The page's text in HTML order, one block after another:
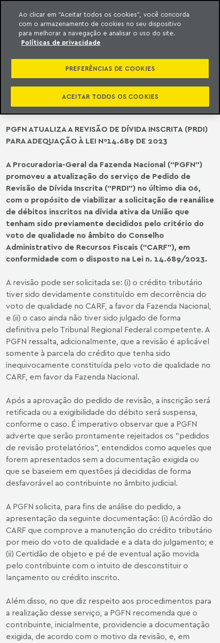
o conteúdo
Meyer
ATUALIZA A REVISÃO DE DÍVIDA
INSCRITA (PRDI) PARA ADEQUAÇÃO
À LEI Nº14.689 DE 2023
PGFN ATUALIZA A REVISÃO DE DÍVIDA INSCRITA (PRDI)
PARA ADEQUAÇÃO À LEI Nº14.689 DE 2023
A Procuradoria-Geral da Fazenda Nacional (“PGFN”)
promoveu a atualização do serviço de Pedido de
Revisão de Dívida Inscrita (“PRDI”) no último dia 06,
com o propósito de viabilizar a solicitação de reanálise
de débitos inscritos na dívida ativa da União que
tenham sido previamente decididos pelo critério do
voto de qualidade no âmbito do Conselho
Administrativo de Recursos Fiscais (“CARF”), em
conformidade com o disposto na Lei n. 14.689/2023.
A revisão pode ser solicitada se: (i) o crédito tributário
tiver sido devidamente constituído em decorrência do
voto de qualidade no CARF, a favor da Fazenda Nacional,
e (ii) o caso ainda não tiver sido julgado de forma
definitiva pelo Tribunal Regional Federal competente. A
PGFN ressalta, adicionalmente, que a revisão é aplicável
somente à parcela do crédito que tenha sido
inequivocamente constituída pelo voto de qualidade no
CARF, em favor da Fazenda Nacional.
Após a aprovação do pedido de revisão, a inscrição será
retificada ou a exigibilidade do débito será suspensa,
conforme o caso. É imperativo observar que a PGFN
adverte que serão prontamente rejeitados os "pedidos
de revisão protelatórios", entendidos como aqueles que
forem apresentados sem a documentação exigida ou
que se baseiem em questões já decididas de forma
desfavorável ao contribuinte no âmbito judicial.
A PGFN solicita, para fins de análise do pedido, a
apresentação da seguinte documentação: (i) Acórdão do
CARF que comprove a manutenção do crédito tributário
por meio do voto de qualidade e a data do julgamento; e
(ii) Certidão de objeto e pé de eventual ação movida
pelo contribuinte com o intuito de desconstituir o
lançamento ou crédito inscrito.
Além disso, no que diz respeito aos procedimentos para
a realização desse serviço, a PGFN recomenda que o
contribuinte, inicialmente, providencie a documentação
exigida, de acordo com o motivo da revisão, e, em
Ao clicar em “Aceitar todos os cookies”, você concorda
com o armazenamento de cookies no seu dispositivo
para melhorar a navegação e analisar o uso do site.
Políticas de privacidade
PREFERÊNCIAS DE COOKIES
ACEITAR TODOS OS COOKIES